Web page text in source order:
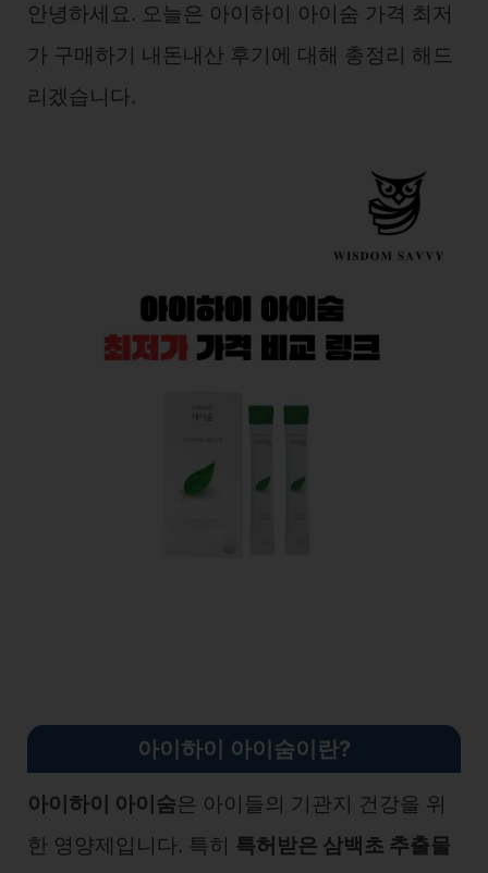
안녕하세요. 오늘은 아이하이 아이숨 가격 최저
가 구매하기 내돈내산 후기에 대해 총정리 해드
리겠습니다.
아이하이 아이숨이란?
아이하이 아이숨은 아이들의 기관지 건강을 위
한 영양제입니다. 특히 특허받은 삼백초 추출물